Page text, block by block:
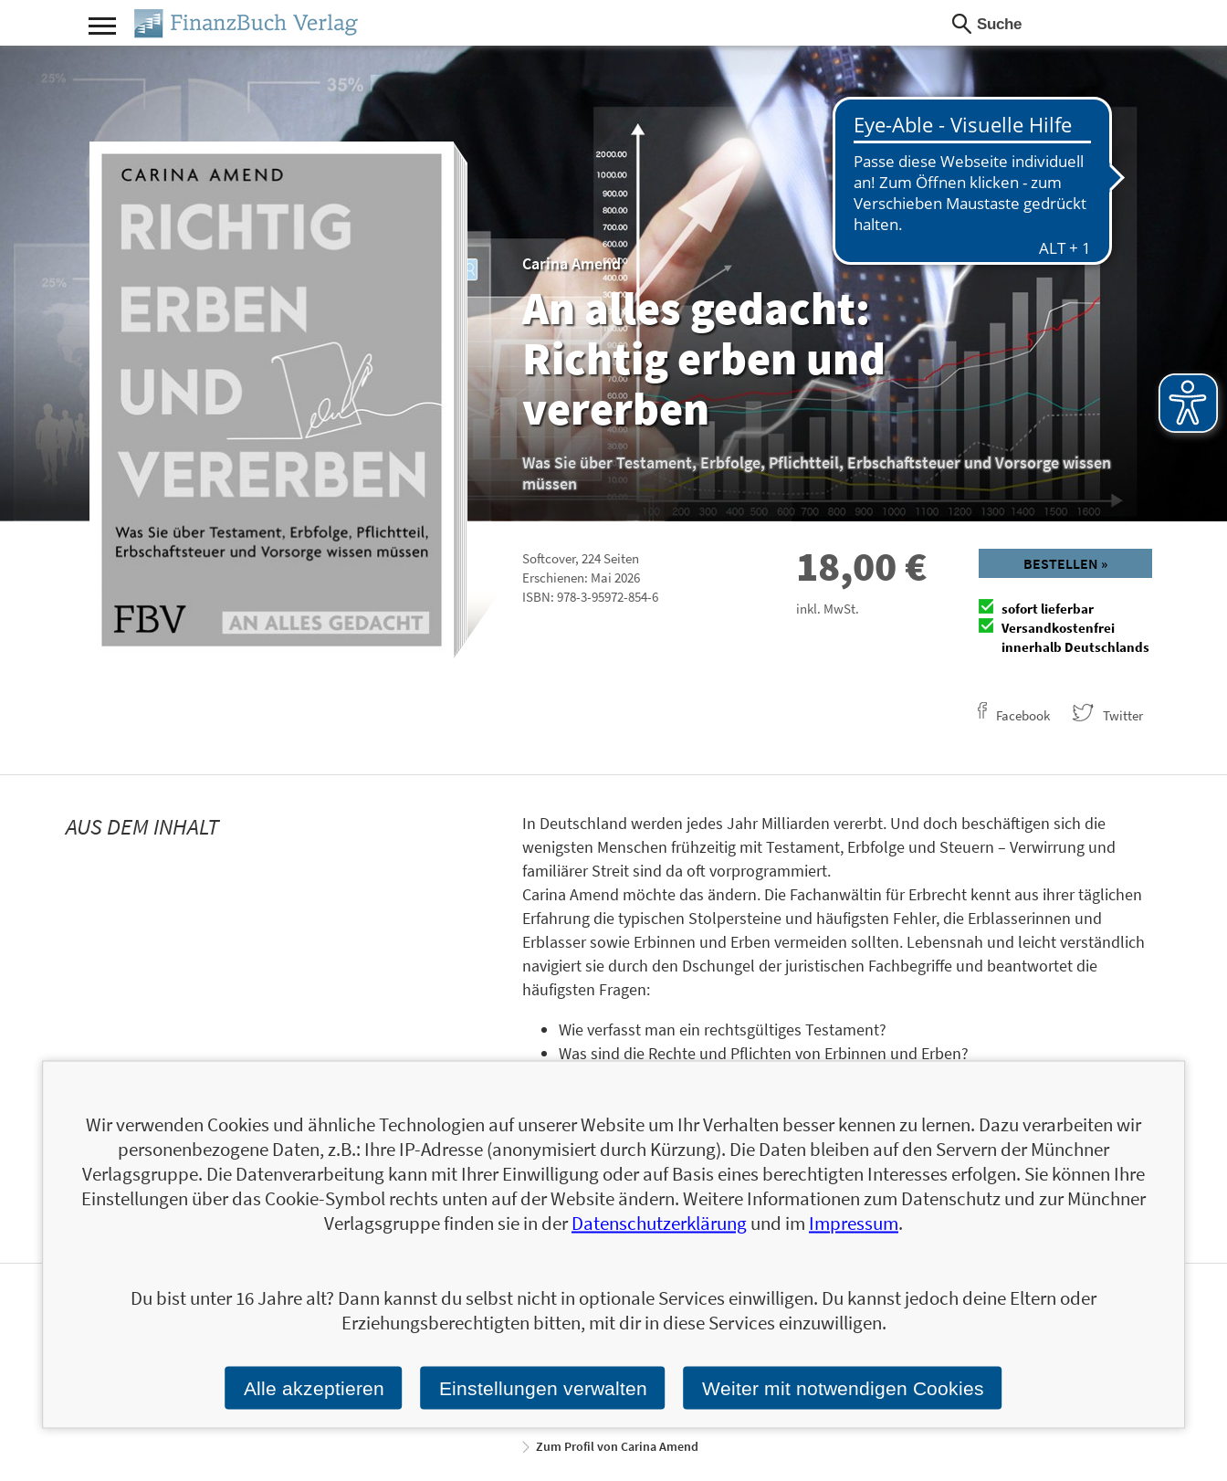
Carina Amend
An alles gedacht:
Richtig erben und
vererben
Was Sie über Testament, Erbfolge, Pflichtteil, Erbschaftsteuer und Vorsorge wissen
müssen
Softcover, 224 Seiten
Erschienen: Mai 2026
ISBN: 978-3-95972-854-6
18,00€
inkl. MwSt.
BESTELLEN »
sofort lieferbar
Versandkostenfrei
innerhalb Deutschlands
Facebook Twitter
AUS DEM INHALT
In Deutschland werden jedes Jahr Milliarden vererbt. Und doch beschäftigen sich die
wenigsten Menschen frühzeitig mit Testament, Erbfolge und Steuern – Verwirrung und
familiärer Streit sind da oft vorprogrammiert.
Carina Amend möchte das ändern. Die Fachanwältin für Erbrecht kennt aus ihrer täglichen
Erfahrung die typischen Stolpersteine und häufigsten Fehler, die Erblasserinnen und
Erblasser sowie Erbinnen und Erben vermeiden sollten. Lebensnah und leicht verständlich
navigiert sie durch den Dschungel der juristischen Fachbegriffe und beantwortet die
häufigsten Fragen:
Wie verfasst man ein rechtsgültiges Testament?
Was sind die Rechte und Pflichten von Erbinnen und Erben?
Wie lässt sich die Familie am besten absichern?
Mit anschaulichen Beispielen und praktischen Tipps hilft dieser Ratgeber, steuerliche
Vorteile zu nutzen, Vermögen zu sichern und Streit zu vermeiden.
ÜBER CARINA AMEND
Carina Amend, LL.M., ist Fachanwältin für Erbrecht mit eigener Kanzlei, Mediatorin und
Business-Coach. Mit Gespür für zwischenmenschliche Beziehungen und Fokus auf
unterstützt und begleitet. Ihr Wissen gibt sie auch in Vorträgen und als Lehrbeauftragte
weiter.
Zum Profil von Carina Amend
Wir verwenden Cookies und ähnliche Technologien auf unserer Website um Ihr Verhalten besser kennen zu lernen. Dazu verarbeiten wir
personenbezogene Daten, z.B.: Ihre IP-Adresse (anonymisiert durch Kürzung). Die Daten bleiben auf den Servern der Münchner
Verlagsgruppe. Die Datenverarbeitung kann mit Ihrer Einwilligung oder auf Basis eines berechtigten Interesses erfolgen. Sie können Ihre
Einstellungen über das Cookie-Symbol rechts unten auf der Website ändern. Weitere Informationen zum Datenschutz und zur Münchner
Verlagsgruppe finden sie in derDatenschutzerklärungund im Impressum.
Du bist unter 16 Jahre alt? Dann kannst du selbst nicht in optionale Services einwilligen. Du kannst jedoch deine Eltern oder
Erziehungsberechtigten bitten, mit dir in diese Services einzuwilligen.
Alle akzeptieren Einstellungen verwalten Weiter mit notwendigen Cookies